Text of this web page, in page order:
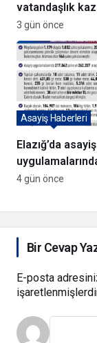
vatandaşlık
72 şüpheli
edildi
3 gün önce
Elazığ’da asayiş
kişi yakalandı
Asayiş Haberleri
4 gün önce
Bir Cevap
E-posta